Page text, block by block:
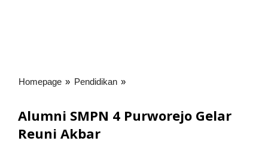
Homepage » Pendidikan »
Purworejo
Alumni SMPN 4 Purworejo Gelar
Reuni Akbar